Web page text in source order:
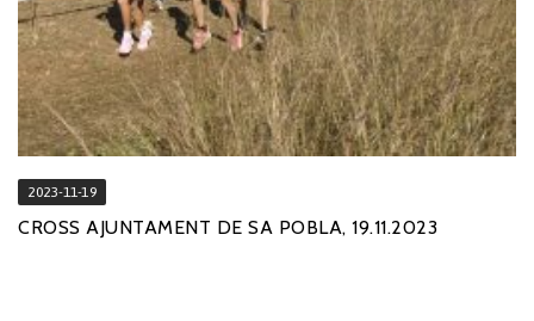
2023-11-19
CROSS AJUNTAMENT DE SA POBLA, 19.11.2023